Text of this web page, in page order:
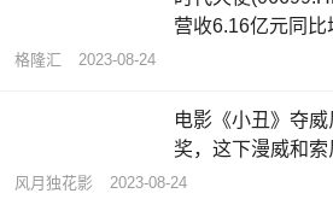
营收6.16亿元同
格隆汇 2023-08-24
电影《小丑》夺
奖，这下漫威和索
风月独花影 2023-08-24